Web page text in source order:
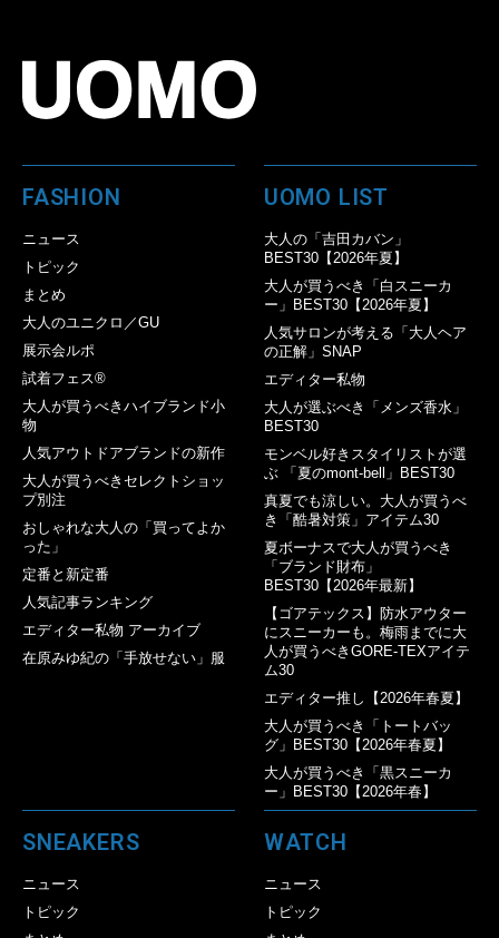
FASHION
ニュース
トピック
まとめ
大人のユニクロ／GU
展示会ルポ
試着フェス®︎
大人が買うべきハイブランド小
物
人気アウトドアブランドの新作
大人が買うべきセレクトショッ
プ別注
おしゃれな大人の「買ってよか
った」
定番と新定番
人気記事ランキング
エディター私物 アーカイブ
在原みゆ紀の「手放せない」服
UOMO LIST
大人の「吉田カバン」
BEST30【2026年夏】
大人が買うべき「白スニーカ
ー」BEST30【2026年夏】
人気サロンが考える「大人ヘア
の正解」SNAP
エディター私物
大人が選ぶべき「メンズ香水」
BEST30
モンベル好きスタイリストが選
ぶ 「夏のmont-bell」BEST30
真夏でも涼しい。大人が買うべ
き「酷暑対策」アイテム30
夏ボーナスで大人が買うべき
「ブランド財布」
BEST30【2026年最新】
【ゴアテックス】防水アウター
にスニーカーも。梅雨までに大
人が買うべきGORE-TEXアイテ
ム30
エディター推し【2026年春夏】
大人が買うべき「トートバッ
グ」BEST30【2026年春夏】
大人が買うべき「黒スニーカ
ー」BEST30【2026年春】
SNEAKERS
ニュース
トピック
WATCH
ニュース
トピック